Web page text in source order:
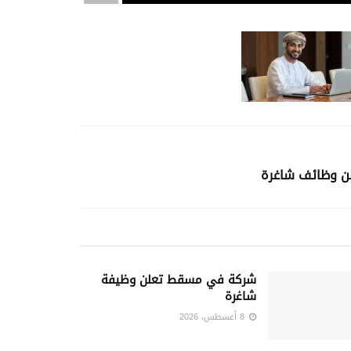
وظائف شاغرة
شركة في مسقط تعلن وظيفة
شاغرة